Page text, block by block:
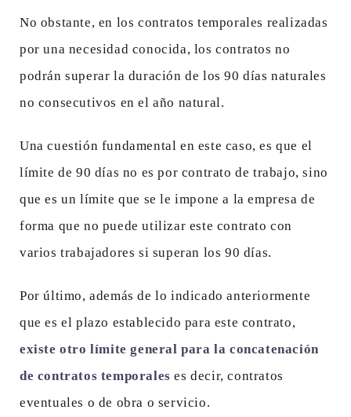
No obstante, en los contratos temporales realizadas
por una necesidad conocida, los contratos no
podrán superar la duración de los 90 días naturales
no consecutivos en el año natural.
Una cuestión fundamental en este caso, es que el
límite de 90 días no es por contrato de trabajo, sino
que es un límite que se le impone a la empresa de
forma que no puede utilizar este contrato con
varios trabajadores si superan los 90 días.
Por último, además de lo indicado anteriormente
que es el plazo establecido para este contrato,
existe otro límite general para la concatenación
de contratos temporales es decir, contratos
eventuales o de obra o servicio.